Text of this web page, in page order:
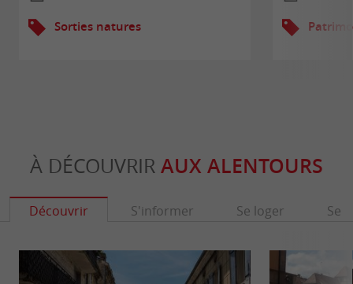
Sorties natures
À DÉCOUVRIR AUX ALENTOURS
Découvrir S'informer Se loger Se